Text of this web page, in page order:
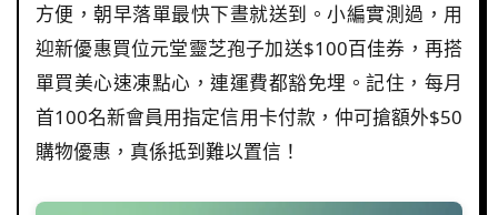
方便，朝早落單最快下晝就送到。小編實測過，用
迎新優惠買位元堂靈芝孢子加送$100百佳券，再搭
單買美心速凍點心，連運費都豁免埋。記住，每月
首100名新會員用指定信用卡付款，仲可搶額外$50
購物優惠，真係抵到難以置信！